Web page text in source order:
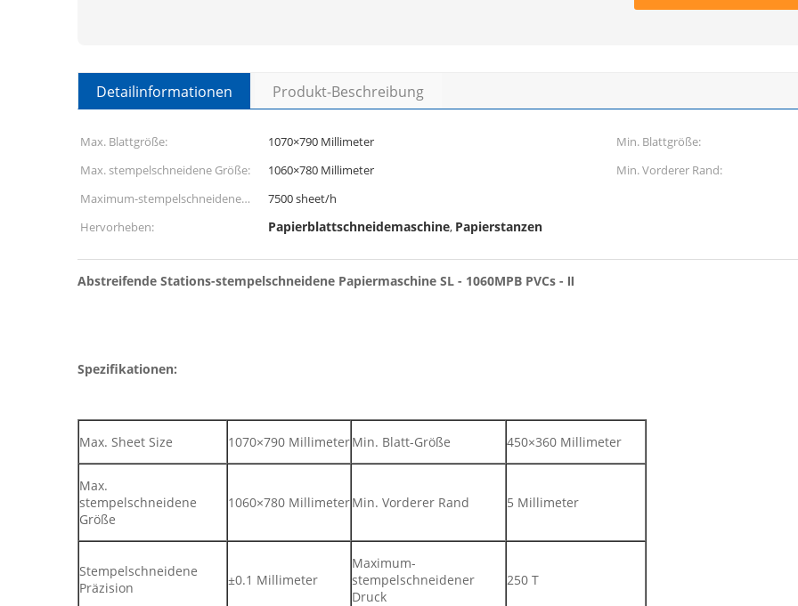
Detailinformationen Produkt-Beschreibung
Max. Blattgröße: 1070×790 Millimeter Min. Blattgröße:
Max. stempelschneidene Größe:
1060×780 Millimeter Min. Vorderer Rand:
Maximum-stempelschneidene
Geschwindigkeit:
7500 sheet/h
Hervorheben:
Papierblattschneidemaschine, Papierstanzen
Abstreifende Stations-stempelschneidene Papiermaschine SL - 1060MPB PVCs - Ⅱ
Spezifikationen:
Max. Sheet Size 1070×790 MillimeterMin. Blatt-Größe 450×360 Millimeter
Max.
stempelschneidene
Größe
1060×780 MillimeterMin. Vorderer Rand 5 Millimeter
Stempelschneidene
Präzision
±0.1 Millimeter
Maximum-
stempelschneidener
Druck
250 T